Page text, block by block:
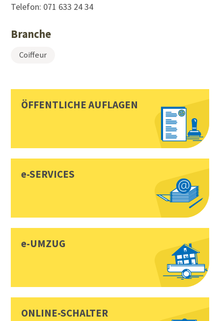
Telefon: 071 633 24 34
Branche
Coiffeur
Sidebar
Toplinks
ÖFFENTLICHE AUFLAGEN
e-SERVICES
e-UMZUG
ONLINE-SCHALTER